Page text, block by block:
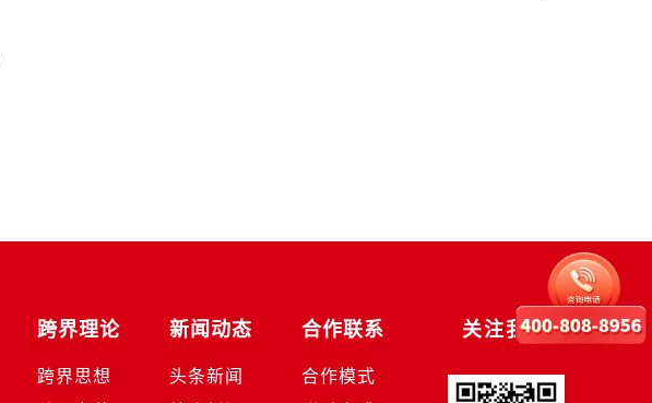
跨界理论
跨界思想
新闻动态
头条新闻
合作联系
合作模式
关注我们